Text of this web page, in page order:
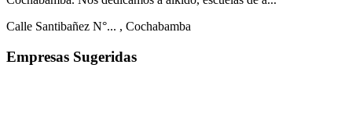
Calle Santibañez N°... , Cochabamba
Empresas Sugeridas